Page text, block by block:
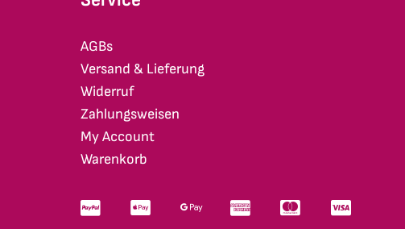
AGBs
Versand & Lieferung
Widerruf
Zahlungsweisen
My Account
Warenkorb